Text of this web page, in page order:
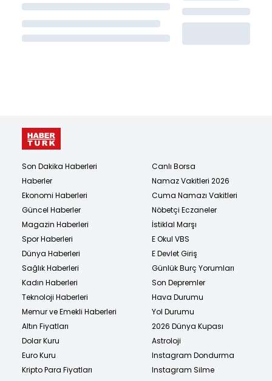
Son Dakika Haberleri
Haberler
Ekonomi Haberleri
Güncel Haberler
Magazin Haberleri
Spor Haberleri
Dünya Haberleri
Sağlık Haberleri
Kadın Haberleri
Teknoloji Haberleri
Memur ve Emekli Haberleri
Altın Fiyatları
Dolar Kuru
Euro Kuru
Kripto Para Fiyatları
Canlı Borsa
Namaz Vakitleri 2026
Cuma Namazı Vakitleri
Nöbetçi Eczaneler
İstiklal Marşı
E Okul VBS
E Devlet Giriş
Günlük Burç Yorumları
Son Depremler
Hava Durumu
Yol Durumu
2026 Dünya Kupası
Astroloji
Instagram Dondurma
Instagram Silme